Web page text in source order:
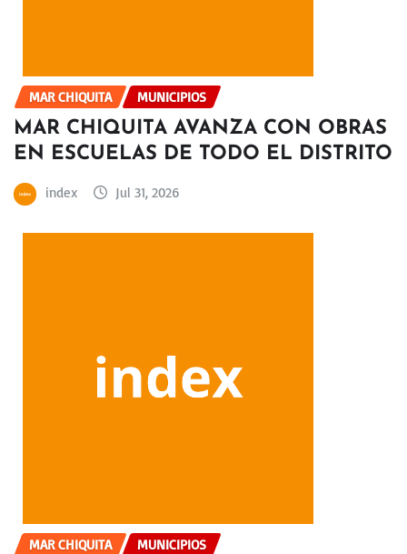
MAR CHIQUITA MUNICIPIOS
MAR CHIQUITA AVANZA CON OBRAS
EN ESCUELAS DE TODO EL DISTRITO
index Jul 31, 2026
MAR CHIQUITA MUNICIPIOS